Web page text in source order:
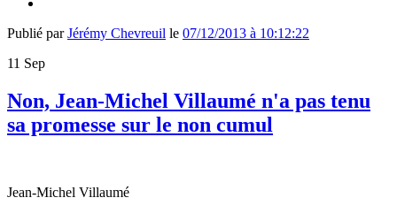
Publié parJérémy Chevreuil le 07/12/2013 à 10:12:22
11 Sep
Non, Jean-Michel Villaumé n'a pas tenu
sa promesse sur le non cumul
Jean-Michel Villaumé